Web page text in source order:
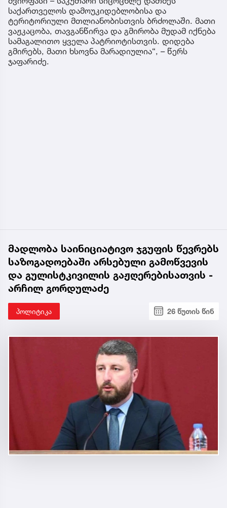
საქართველოს დამოუკიდებლობისა და
ტერიტორიული მთლიანობისთვის ბრძოლაში. მათი
ვაჟკაცობა, თავგანწირვა და გმირობა მუდამ იქნება
სამაგალითო ყველა პატრიოტისთვის. დიდება
გმირებს, მათი ხსოვნა მარადიულია“, – წერს
ჯაფარიძე.
მადლობა საინიციატივო ჯგუფის წევრებს
საზოგადოებაში არსებული გამოწვევის
და გულისტკივილის გაჟღერებისათვის -
არჩილ გორდულაძე
პოლიტიკა 26 წუთის წინ